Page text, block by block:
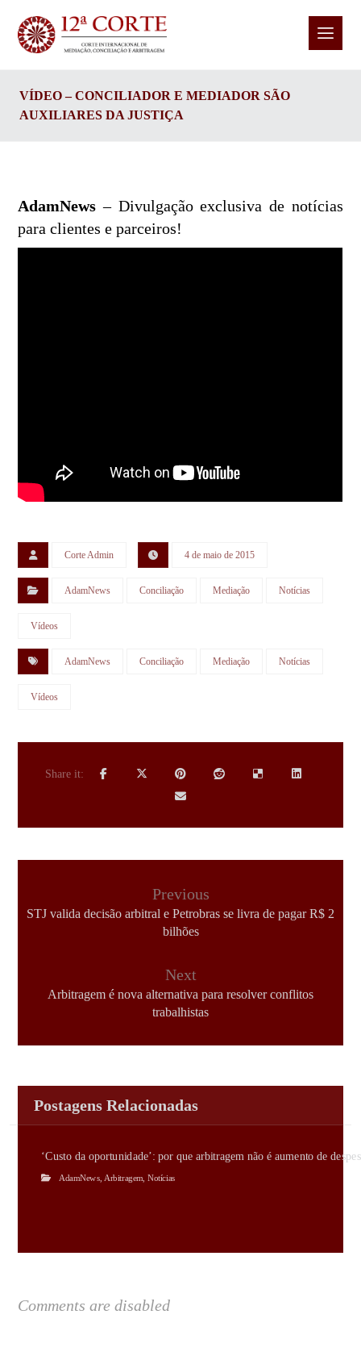
VÍDEO – CONCILIADOR E MEDIADOR SÃO
AUXILIARES DA JUSTIÇA
AdamNews – Divulgação exclusiva de notícias
para clientes e parceiros!
Corte Admin 4 de maio de 2015
AdamNews Conciliação Mediação Notícias
Vídeos
AdamNews Conciliação Mediação Notícias
Vídeos
Previous
STJ valida decisão arbitral e Petrobras se livra de pagar R$ 2
bilhões
Next
Arbitragem é nova alternativa para resolver conflitos
trabalhistas
Postagens Relacionadas
‘Custo da oportunidade’: por que arbitragem não é aumento de
AdamNews Arbitragem Notícias
Comments are disabled